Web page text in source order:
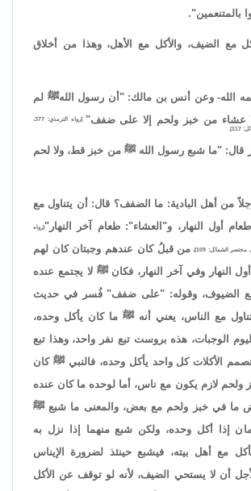
بالمتنعمين".
مع الضيف، والأكل مع الأهل، وهذا من أخلاق
الله- وعن أنس بن مالك: "أن رسول اللهﷺ لم
عشاء من خبز ولحم إلا على ضفف"
[رواه الترمذي: 377،
قال: "ما شبع رسول الله ﷺ من خبز قط، ولا لحم
من أهل البادية: ما الضفف؟ قال: أن يتناول مع
أول النهار، و"العشاء": طعام آخر النهار"[رواه
من قبلُ كان عندهم وجبتان كان لهم
النهار وفي آخر النهار، فكان ﷺ لا يجتمع عنده
مع الضيوف، وقوله: "على ضفف" فُسر في حديث
مع الناس، يعني أنه ﷺ ما كان يأكل وحده،
الوجبات، هذه بروست تبع نفر واحد، وهذا تبع
الأكلات كل واحد يأكل وحده، فالنبي ﷺ كان
ولحم لازم يكون مع ناس، أما لوحده ما كان عنده
ما في خبز ولحم مع بعض، والمعنى ما شبع ﷺ
إذا أكل وحده، ولكن شبع منهما إذا نزل به
مع أهل بيته، فيشبع حينئذ لضرورة الإيناس
أن لا يستحي الضيف، لأنه لو توقف عن الأكل